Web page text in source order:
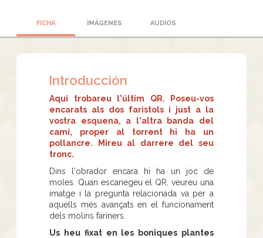
FICHA IMÁGENES AUDIOS
Introducción
Aquí trobareu l'últim QR. Poseu-vos
encarats als dos faristols i just a la
vostra esquena, a l'altra banda del
camí, proper al torrent hi ha un
pollancre. Mireu al darrere del seu
tronc.
Dins l'obrador encara hi ha un joc de
moles. Quan escanegeu el QR, veureu una
imatge i la pregunta relacionada va per a
aquells més avançats en el funcionament
dels molins fariners.
Us heu fixat en les boniques plantes